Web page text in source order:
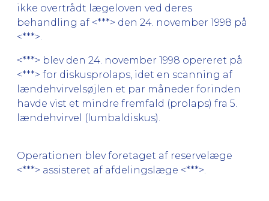
ikke overtrådt lægeloven ved deres
behandling af <***> den 24. november 1998 på
<***>.
<***> blev den 24. november 1998 opereret på
<***> for diskusprolaps, idet en scanning af
lændehvirvelsøjlen et par måneder forinden
havde vist et mindre fremfald (prolaps) fra 5.
lændehvirvel (lumbaldiskus).
Operationen blev foretaget af reservelæge
<***> assisteret af afdelingslæge <***>.